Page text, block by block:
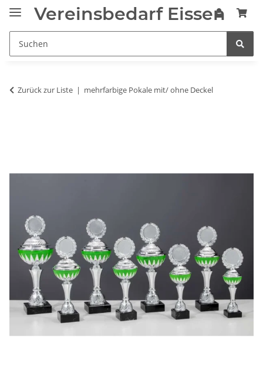
Vereinsbedarf Eissen
Zurück zur Liste mehrfarbige Pokale mit/ ohne Deckel